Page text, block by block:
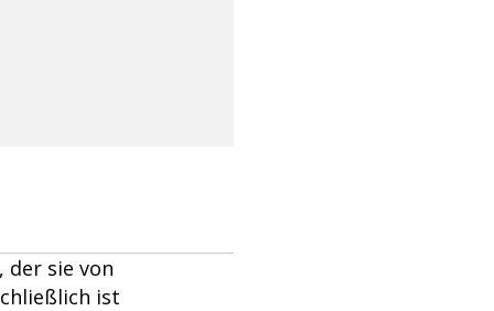
der sie von
ist